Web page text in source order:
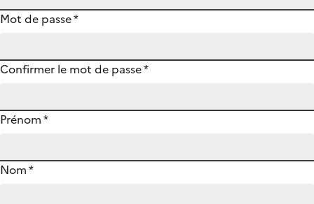
Mot de passe*
Confirmer le mot de passe*
Prénom*
Nom*